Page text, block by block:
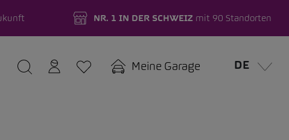
NR. 1 IN DER SCHWEIZmit 90 Standorten
Meine Garage DE